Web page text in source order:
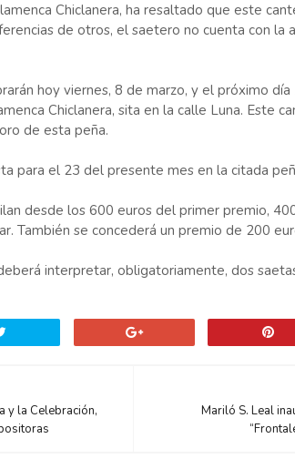
Chiclanera, ha resaltado que este
de otros, el saetero no cuenta con la
hoy viernes, 8 de marzo, y el próximo
Chiclanera, sita en la calle Luna. Este
de esta peña.
para el 23 del presente mes en la citada
desde los 600 euros del primer premio,
También se concederá un premio de 200
interpretar, obligatoriamente, dos
Mariló S. Leal
y la Celebración,